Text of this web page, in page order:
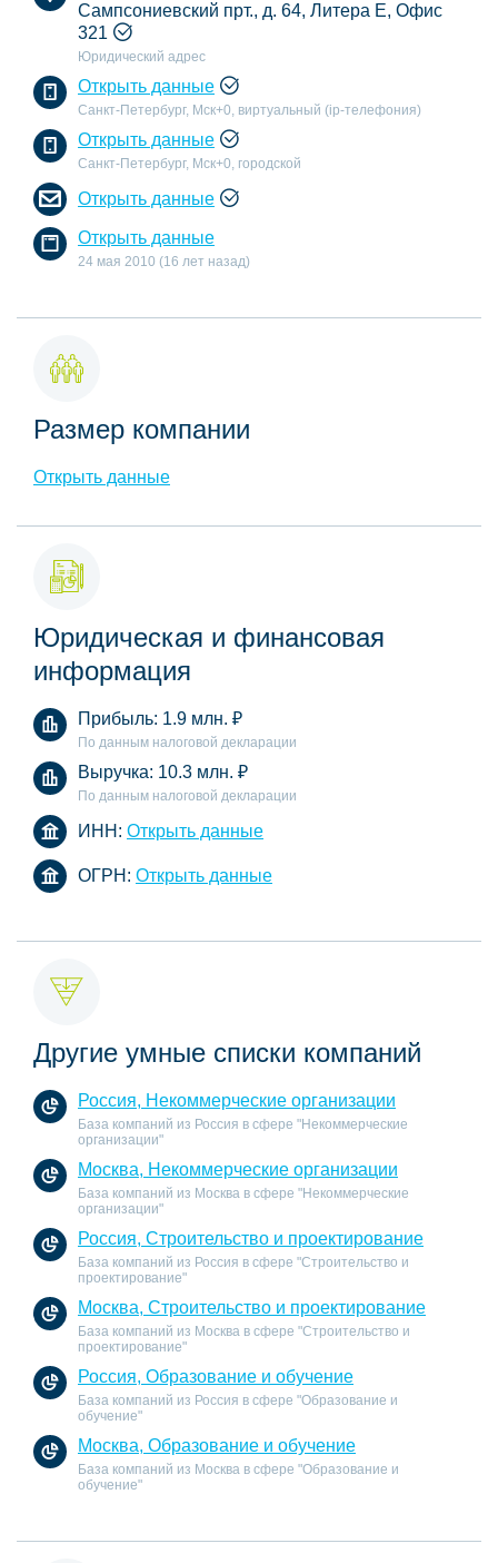
Сампсониевский прт., д. 64, Литера Е, Офис
321
Юридический адрес
Открыть данные
Санкт-Петербург, Мск+0, виртуальный (ip-телефония)
Открыть данные
Санкт-Петербург, Мск+0, городской
Открыть данные
Открыть данные
24 мая 2010 (16 лет назад)
Размер компании
Открыть данные
Юридическая и финансовая
информация
Прибыль: 1.9 млн. ₽
По данным налоговой декларации
Выручка: 10.3 млн. ₽
По данным налоговой декларации
ИНН: Открыть данные
ОГРН: Открыть данные
Другие умные списки компаний
Россия, Некоммерческие организации
База компаний из Россия в сфере "Некоммерческие
организации"
Москва, Некоммерческие организации
База компаний из Москва в сфере "Некоммерческие
организации"
Россия, Строительство и проектирование
База компаний из Россия в сфере "Строительство и
проектирование"
Москва, Строительство и проектирование
База компаний из Москва в сфере "Строительство и
проектирование"
Россия, Образование и обучение
База компаний из Россия в сфере "Образование и
обучение"
Москва, Образование и обучение
База компаний из Москва в сфере "Образование и
обучение"